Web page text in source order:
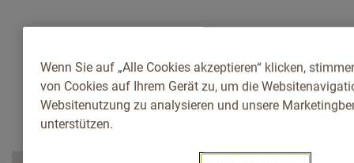
Wenn Sie auf „Alle Cookies akzeptieren“ klicken,
von Cookies auf Ihrem Gerät zu, um die
Websitenutzung zu analysieren und unsere
unterstützen.